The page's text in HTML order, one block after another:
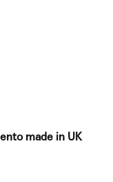
made in UK